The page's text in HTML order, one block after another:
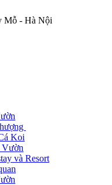
Mỗ - Hà Nội
Koi
Vườn
và Resort